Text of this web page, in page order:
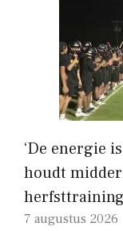
‘De energie
houdt
7 augustus 2026